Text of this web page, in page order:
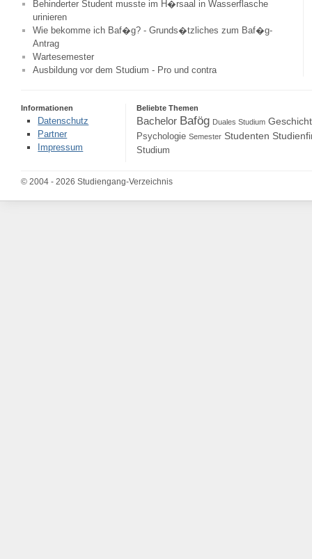
Behinderter Student musste im H�rsaal in Wasserflasche
urinieren
Wie bekomme ich Baf�g? - Grunds�tzliches zum Baf�g-
Antrag
Wartesemester
Ausbildung vor dem Studium - Pro und contra
Informationen
Datenschutz
Partner
Impressum
Beliebte Themen
Bachelor Bafög Duales Studium
Psychologie Semester Studenten
Studium
© 2004 - 2026 Studiengang-Verzeichnis